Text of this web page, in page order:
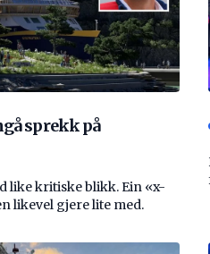
sprekk på
like kritiske blikk. Ein «x-
likevel gjere lite med.